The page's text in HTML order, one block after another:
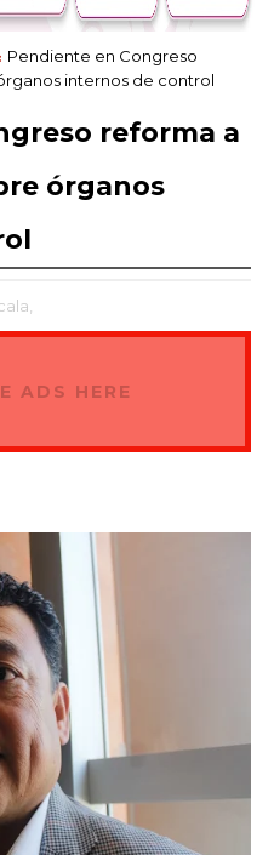
Pendiente en Congreso
internos de control
reforma a
órganos
ADS HERE